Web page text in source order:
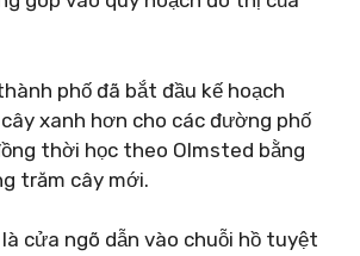
phố đã bắt đầu kế hoạch
xanh hơn cho các đường phố
thời học theo Olmsted bằng
trăm cây mới.
là cửa ngõ dẫn vào chuỗi hồ tuyệt